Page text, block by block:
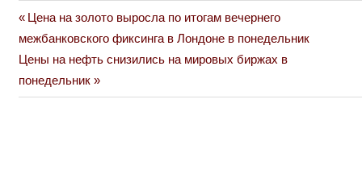
Навигация
по
записям
Previous
Post:
Цена на золото выросла по итогам вечернего
межбанковского фиксинга в Лондоне в понедельник
Next
Post:
Цены на нефть снизились на мировых биржах в
понедельник